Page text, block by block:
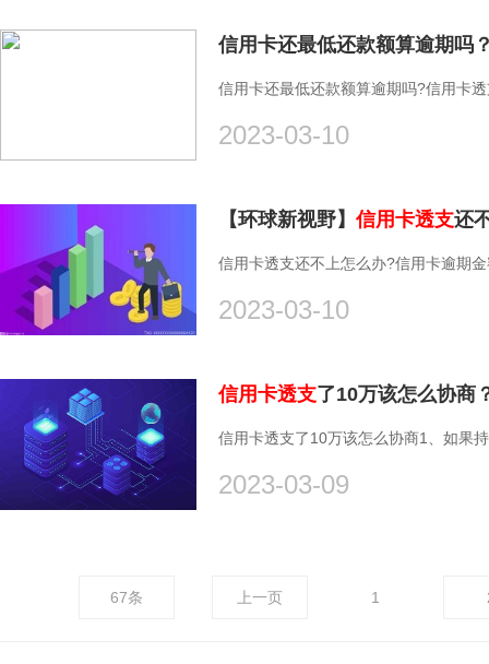
信用卡还最低还款额算逾期吗
信用卡还最低还款额算逾期吗?信用卡
2023-03-10
【环球新视野】 信用卡透支还
信用卡透支还不上怎么办?信用卡逾期
2023-03-10
信用卡透支了10万该怎么协商
信用卡透支了10万该怎么协商1、如果
2023-03-09
67条 上一页 1